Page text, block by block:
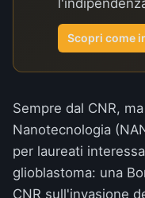
Scopri come
Sempre dal CNR,
Nanotecnologia
per laureati
glioblastoma: una
CNR sull'invasione